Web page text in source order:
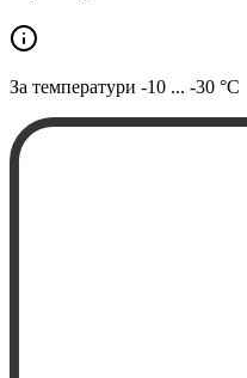
За температури -10 ... -30 °C